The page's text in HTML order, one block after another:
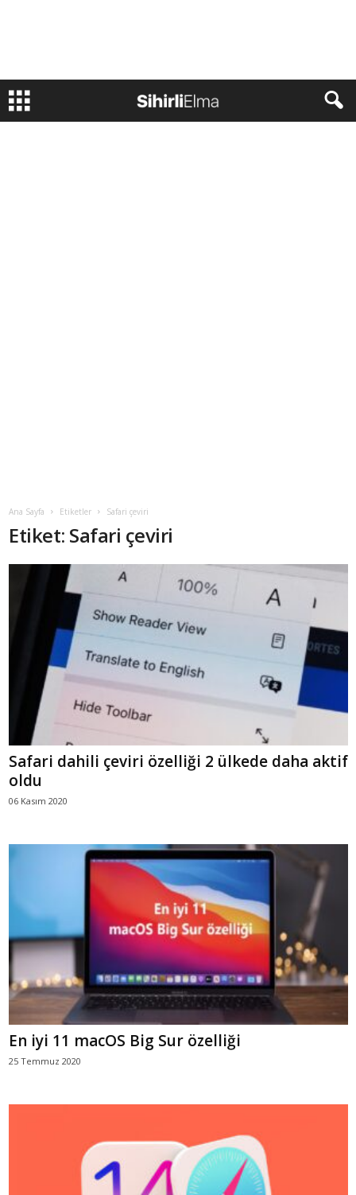
Ana Sayfa Etiketler Safari çeviri
Etiket: Safari çeviri
Safari dahili çeviri özelliği 2 ülkede daha aktif
oldu
06 Kasım 2020
En iyi 11 macOS Big Sur özelliği
25 Temmuz 2020